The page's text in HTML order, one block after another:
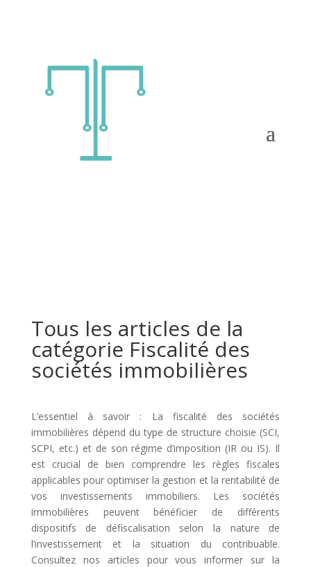
Tous les articles de la
catégorie Fiscalité des
sociétés immobilières
L’essentiel à savoir : La fiscalité des sociétés
immobilières dépend du type de structure choisie (SCI,
SCPI, etc.) et de son régime d’imposition (IR ou IS). Il
est crucial de bien comprendre les règles fiscales
applicables pour optimiser la gestion et la rentabilité de
vos investissements immobiliers. Les sociétés
immobilières peuvent bénéficier de différents
dispositifs de défiscalisation selon la nature de
l’investissement et la situation du contribuable.
Consultez nos articles pour vous informer sur la